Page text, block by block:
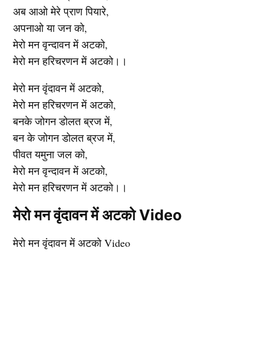
अब आओ मेरे प्राण पियारे,
अपनाओ या जन को,
मेरो मन वृन्दावन में अटको,
मेरो मन हरिचरणन में अटको।।
मेरो मन वृंदावन में अटको,
मेरो मन हरिचरणन में अटको,
बनके जोगन डोलत ब्रज में,
बन के जोगन डोलत ब्रज में,
पीवत यमुना जल को,
मेरो मन वृन्दावन में अटको,
मेरो मन हरिचरणन में अटको।।
मेरो मन वृंदावन में अटको Video
मेरो मन वृंदावन में अटको Video